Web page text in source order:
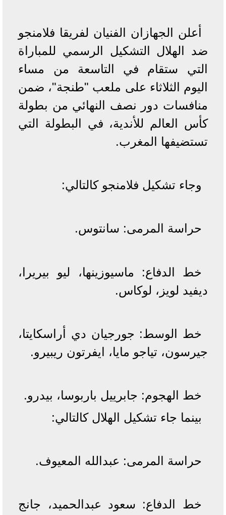
أعلن الجهازان الفنيان لفريقا فلامنجو
ضد الهلال التشكيل الرسمي للمباراة
التي ستقام في التاسعة من مساء
اليوم الثلاثاء على ملعب "طنجة"، ضمن
منافسات دور نصف النهائي من بطولة
كأس العالم للأندية، في البطولة التي
تستضيفها المغرب.
وجاء تشكيل فلامنجو كالتالي:
حراسة المرمى: سانتوس.
خط الدفاع: ماسيوزينها، ليو بيريرا،
ديفيد لويز، لوكاس.
خط الوسط: جورجيان دي أراسكايتا،
جيرسون، تياجو مايا، ايفرتون ريبيرو.
خط الهجوم: جابرييل باربوسا، بيدرو.
بينما جاء تشكيل الهلال كالتالي:
حراسة المرمى: عبدالله المعيوف.
خط الدفاع: سعود عبدالحميد، جانج